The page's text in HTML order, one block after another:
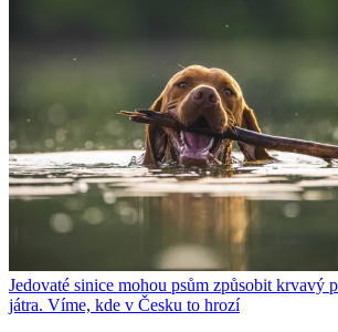
Jedovaté sinice mohou psům způsobit krvavý
játra. Víme, kde v Česku to hrozí